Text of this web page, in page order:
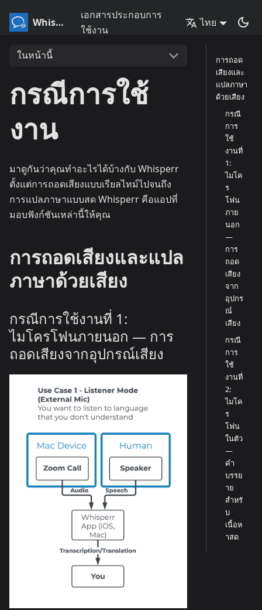
Whisperr
เอกสารประกอบการ
ใช้งาน
ไทย
ในหน้านี้
กรณีการใช้
งาน
มาดูกันว่าคุณทำอะไรได้บ้างกับ Whisperr
ตั้งแต่การถอดเสียงแบบเรียลไทม์ไปจนถึง
การแปลภาษาแบบสด Whisperr คือแอปที่
มอบฟังก์ชันเหล่านี้ให้คุณ
การถอดเสียงและแปล
ภาษาด้วยเสียง
กรณีการใช้งานที่ 1:
ไมโครโฟนภายนอก — การ
ถอดเสียงจากอุปกรณ์เสียง
การถอด
เสียงและ
แปลภาษา
ด้วยเสียง
กรณี
การ
ใช้
งานที่
1:
ไมโค
ร
โฟน
ภาย
นอก
—
การ
ถอด
เสียง
จาก
อุปกร
ณ์
เสียง
กรณี
การ
ใช้
งานที่
2:
ไมโค
ร
โฟน
ในตัว
—
คำ
บรรย
าย
สำหรั
บ
เนื้อห
าสด